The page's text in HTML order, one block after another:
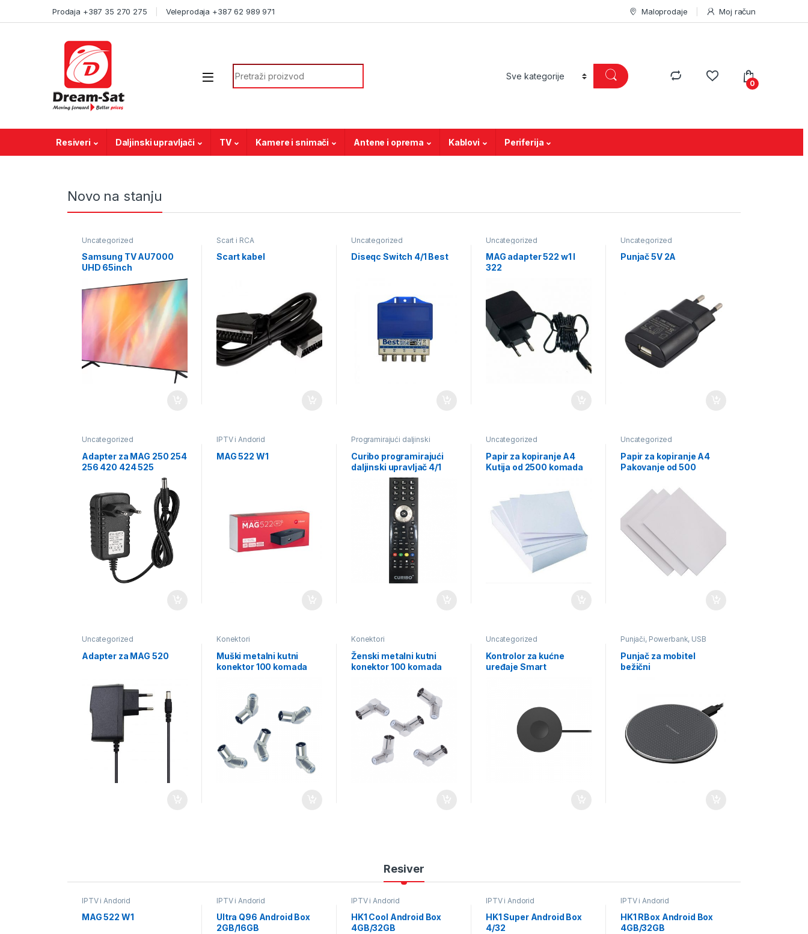
Prodaja +387 35 270 275 Veleprodaja +387 62 989 971 Maloprodaje Moj račun
0
Resiveri Daljinski upravljači TV Kamere i snimači Antene i oprema Kablovi Periferija
Novo na stanju
Uncategorized
Samsung TV AU7000
UHD 65inch
Scart i RCA
Scart kabel
Uncategorized
Diseqc Switch 4/1 Best
Uncategorized
MAG adapter 522 w1 I
322
Uncategorized
Punjač 5V 2A
Uncategorized
Adapter za MAG 250 254
256 420 424 525
IPTV i Andorid
MAG 522 W1
Programirajući daljinski
upravljači
Curibo programirajući
daljinski upravljač 4/1
Uncategorized
Papir za kopiranje A4
Kutija od 2500 komada
Uncategorized
Papir za kopiranje A4
Pakovanje od 500
Uncategorized
Adapter za MAG 520
Konektori
Muški metalni kutni
konektor 100 komada
Konektori
Ženski metalni kutni
konektor 100 komada
Uncategorized
Kontrolor za kućne
uređaje Smart
Punjači, Powerbank, USB
kablovi
Punjač za mobitel
bežični
Resiver
IPTV i Andorid
MAG 522 W1
IPTV i Andorid
Ultra Q96 Android Box
2GB/16GB
IPTV i Andorid
HK1 Cool Android Box
4GB/32GB
IPTV i Andorid
HK1 Super Android Box
4/32
IPTV i Andorid
HK1 RBox Android Box
4GB/32GB